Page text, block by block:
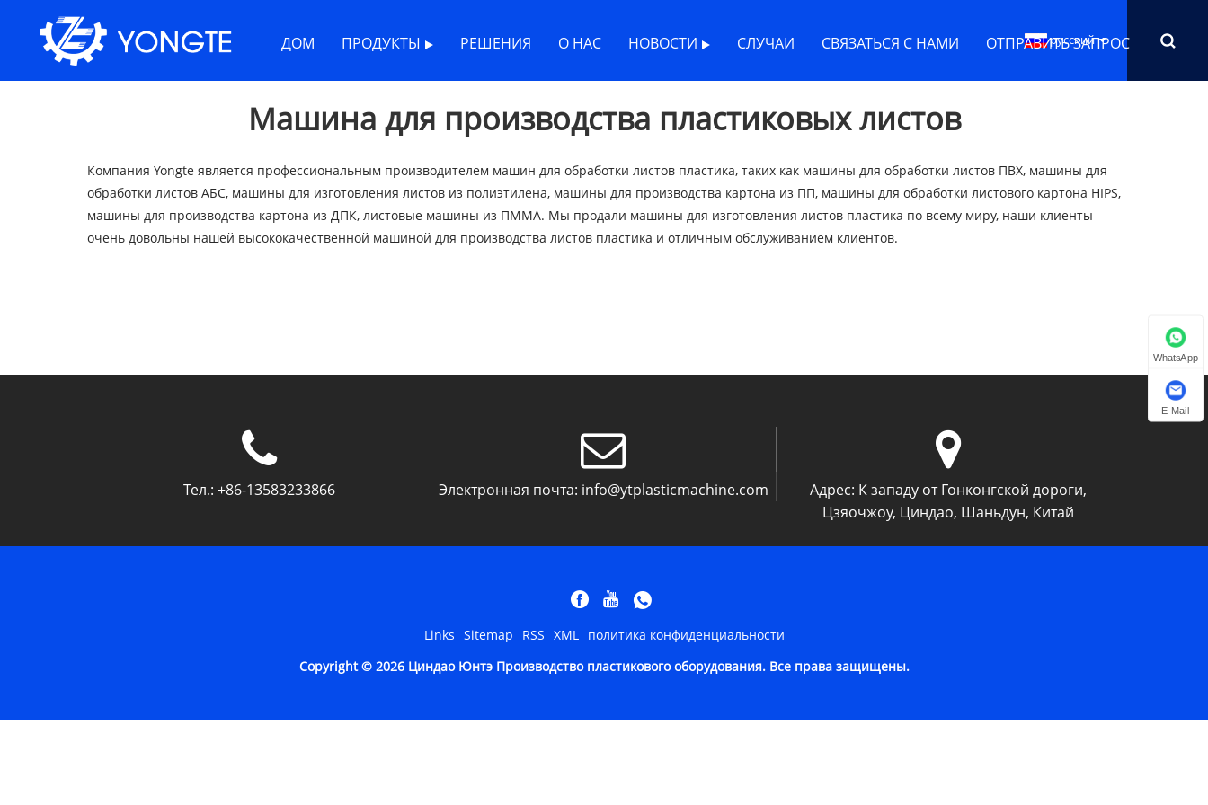
ДОМ ПРОДУКТЫ РЕШЕНИЯ О НАС НОВОСТИ СЛУЧАИ СВЯЗАТЬСЯ С НАМИ ОТПРАВИТЬ ЗАПРОС
русский
Главная >> Машина для производства пластиковых листов
Машина для производства пластиковых листов
Компания Yongte является профессиональным производителем машин для обработки листов пластика, таких как машины для обработки листов ПВХ, машины для
обработки листов АБС, машины для изготовления листов из полиэтилена, машины для производства картона из ПП, машины для обработки листового картона HIPS,
машины для производства картона из ДПК, листовые машины из ПММА. Мы продали машины для изготовления листов пластика по всему миру, наши клиенты
очень довольны нашей высококачественной машиной для производства листов пластика и отличным обслуживанием клиентов.
Тел.: +86-13583233866 Электронная почта: info@ytplasticmachine.com Адрес: К западу от Гонконгской дороги,
Цзяочжоу, Циндао, Шаньдун, Китай
Links Sitemap RSS XML
политика конфиденциальности
Copyright © 2026 Циндао Юнтэ Производство пластикового оборудования. Все права защищены.
WhatsApp
E-Mail